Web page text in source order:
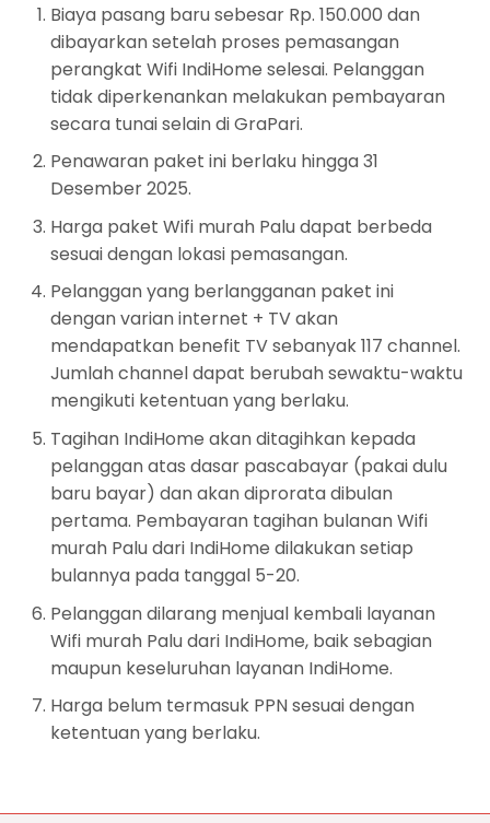
Biaya pasang baru sebesar Rp. 150.000 dan
dibayarkan setelah proses pemasangan
perangkat Wifi IndiHome selesai. Pelanggan
tidak diperkenankan melakukan pembayaran
secara tunai selain di GraPari.
Penawaran paket ini berlaku hingga 31
Desember 2025.
Harga paket Wifi murah Palu dapat berbeda
sesuai dengan lokasi pemasangan.
Pelanggan yang berlangganan paket ini
dengan varian internet + TV akan
mendapatkan benefit TV sebanyak 117 channel.
Jumlah channel dapat berubah sewaktu-waktu
mengikuti ketentuan yang berlaku.
Tagihan IndiHome akan ditagihkan kepada
pelanggan atas dasar pascabayar (pakai dulu
baru bayar) dan akan diprorata dibulan
pertama. Pembayaran tagihan bulanan Wifi
murah Palu dari IndiHome dilakukan setiap
bulannya pada tanggal 5-20.
Pelanggan dilarang menjual kembali layanan
Wifi murah Palu dari IndiHome, baik sebagian
maupun keseluruhan layanan IndiHome.
Harga belum termasuk PPN sesuai dengan
ketentuan yang berlaku.